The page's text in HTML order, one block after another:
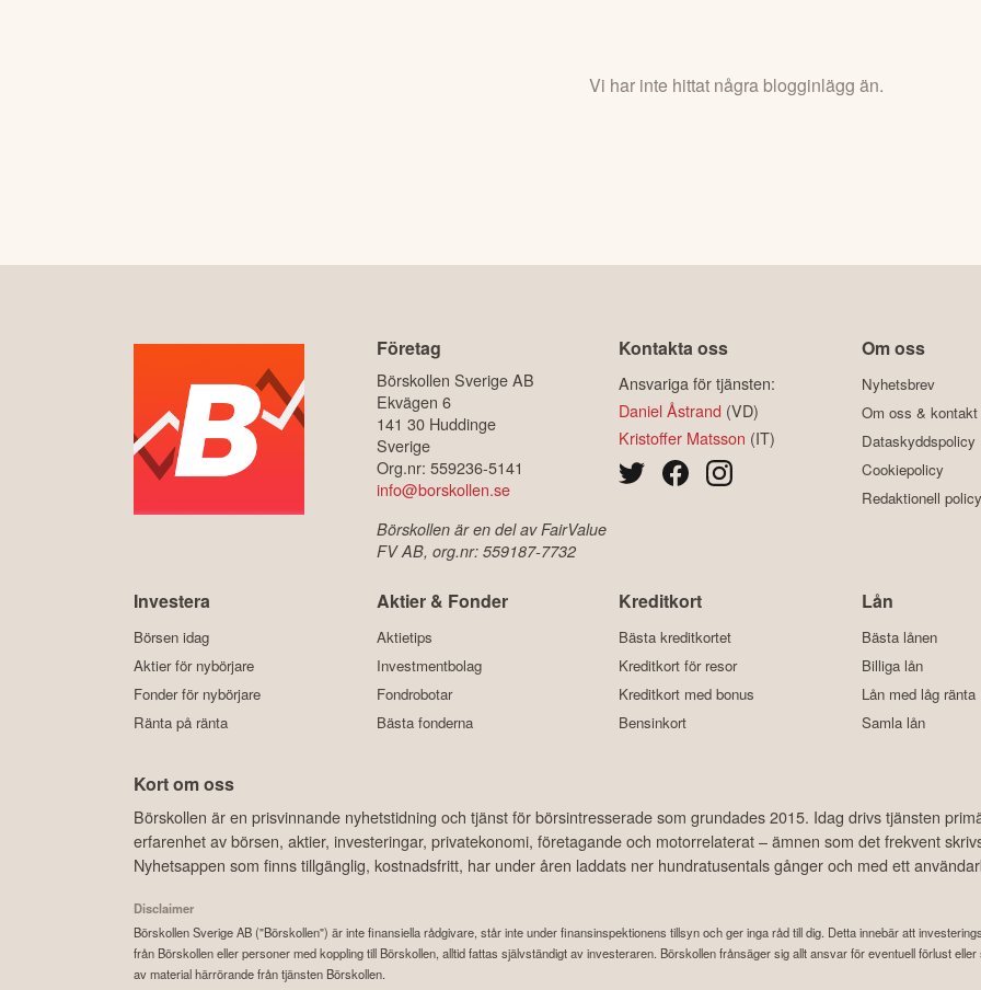
Vi har inte hittat några blogginlägg än.
Företag
Börskollen Sverige AB
Ekvägen 6
141 30 Huddinge
Sverige
Org.nr: 559236-5141
info@borskollen.se
Börskollen är en del av FairValue
FV AB, org.nr: 559187-7732
Kontakta oss
Ansvariga för tjänsten:
Daniel Åstrand (VD)
Kristoffer Matsson (IT)
Om oss
Nyhetsbrev
Om oss & kontakt
Dataskyddspolicy
Cookiepolicy
Redaktionell policy
Investera
Börsen idag
Aktier för nybörjare
Fonder för nybörjare
Ränta på ränta
Aktier & Fonder
Aktietips
Investmentbolag
Fondrobotar
Bästa fonderna
Kreditkort
Bästa kreditkortet
Kreditkort för resor
Kreditkort med bonus
Bensinkort
Lån
Bästa lånen
Billiga lån
Lån med låg ränta
Samla lån
Kort om oss
Börskollen är en prisvinnande nyhetstidning och tjänst för börsintresserade som grundades 2015. Idag drivs tjänsten
erfarenhet av börsen, aktier, investeringar, privatekonomi, företagande och motorrelaterat – ämnen som det frekvent
Nyhetsappen som finns tillgänglig, kostnadsfritt, har under åren laddats ner hundratusentals gånger och med ett
Disclaimer
Börskollen Sverige AB ("Börskollen") är inte finansiella rådgivare, står inte under finansinspektionens tillsyn och ger inga råd till dig. Detta innebär att
från Börskollen eller personer med koppling till Börskollen, alltid fattas självständigt av investeraren. Börskollen frånsäger sig allt ansvar för eventuell förlust
av material härrörande från tjänsten Börskollen.